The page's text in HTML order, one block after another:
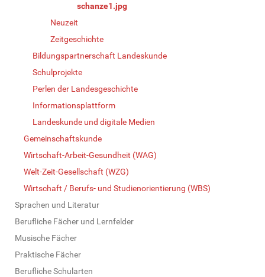
schanze1.jpg
Neuzeit
Zeitgeschichte
Bildungspartnerschaft Landeskunde
Schulprojekte
Perlen der Landesgeschichte
Informationsplattform
Landeskunde und digitale Medien
Gemeinschaftskunde
Wirtschaft-Arbeit-Gesundheit (WAG)
Welt-Zeit-Gesellschaft (WZG)
Wirtschaft / Berufs- und Studienorientierung (WBS)
Sprachen und Literatur
Berufliche Fächer und Lernfelder
Musische Fächer
Praktische Fächer
Berufliche Schularten